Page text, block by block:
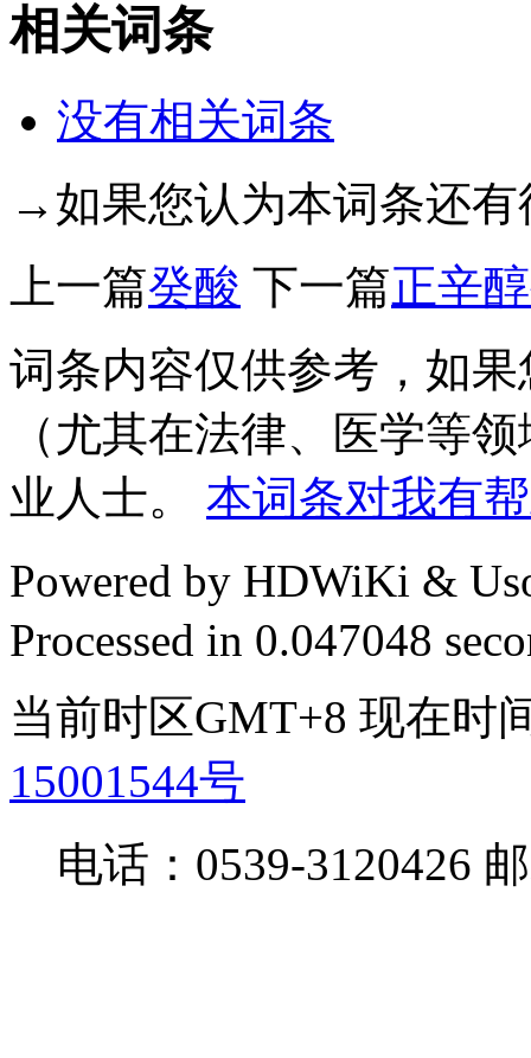
相关词条
没有相关词条
→如果您认为本词条还
上一篇癸酸 下一篇正辛
词条内容仅供参考，如
（尤其在法律、医学等
业人士。
本词条对我有
Powered by HDWiKi &
Processed in 0.047048
当前时区GMT+8 现在时
15001544号
电话：0539-3120426